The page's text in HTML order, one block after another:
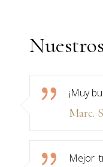
¡Muy
Marc. S
Mejor